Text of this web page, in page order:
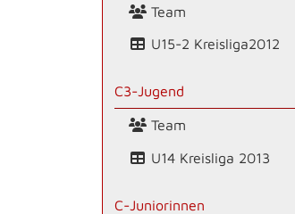
Team
U15-2 Kreisliga2012
C3-Jugend
Team
U14 Kreisliga 2013
C-Juniorinnen